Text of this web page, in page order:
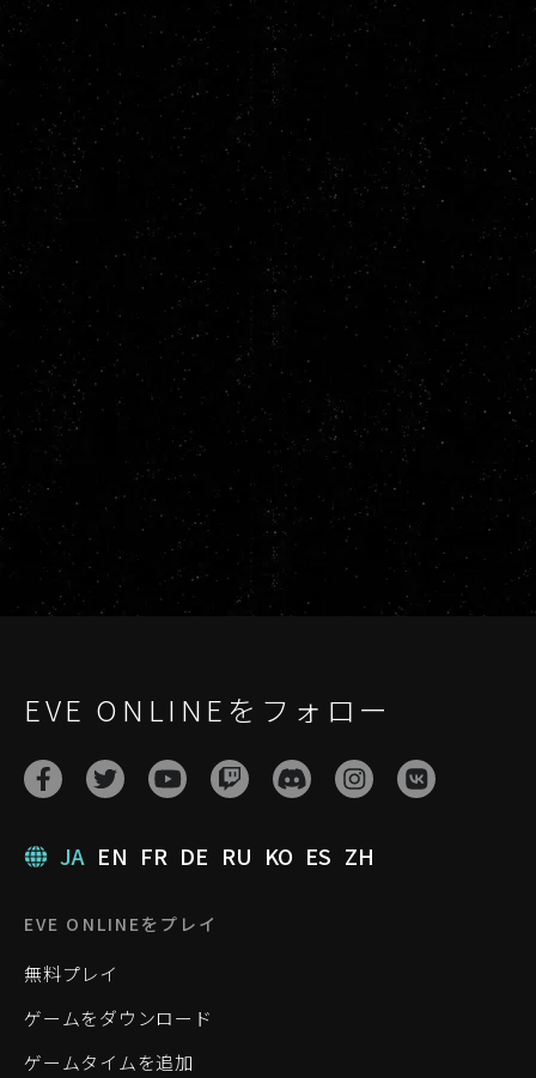
EVE ONLINEをフォロー
JA EN FR DE RU KO ES ZH
EVE ONLINEをプレイ
無料プレイ
ゲームをダウンロード
ゲームタイムを追加